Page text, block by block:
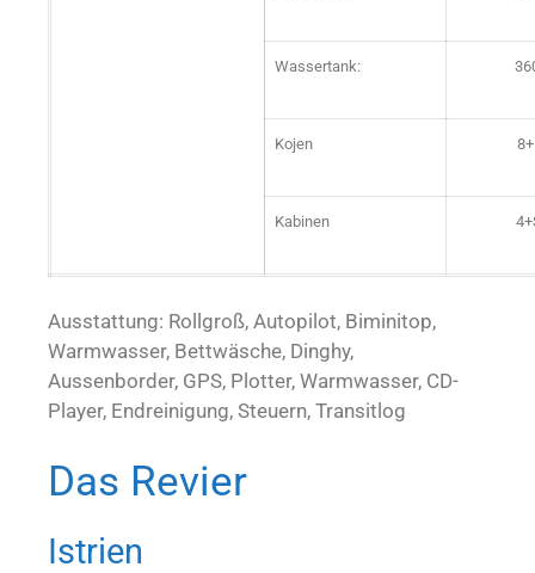
Wassertank:
Kojen
Kabinen
Ausstattung: Rollgroß, Autopilot, Biminitop,
Warmwasser, Bettwäsche, Dinghy,
Aussenborder, GPS, Plotter, Warmwasser, CD-
Player, Endreinigung, Steuern, Transitlog
Das Revier
Istrien